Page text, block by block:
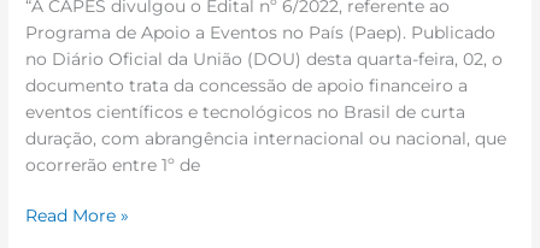
“A CAPES divulgou o Edital nº 6/2022, referente ao
Programa de Apoio a Eventos no País (Paep). Publicado
no Diário Oficial da União (DOU) desta quarta-feira, 02, o
documento trata da concessão de apoio financeiro a
eventos científicos e tecnológicos no Brasil de curta
duração, com abrangência internacional ou nacional, que
ocorrerão entre 1º de
Read More »